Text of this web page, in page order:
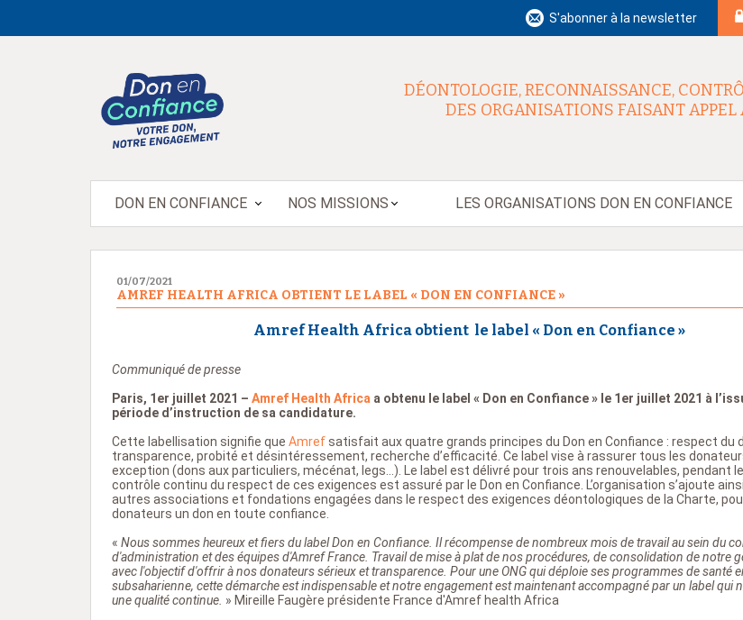
S'abonner à la newsletter
DÉONTOLOGIE, RECONNAISSANCE,
DES ORGANISATIONS FAISANT APPEL
DON EN CONFIANCE NOS MISSIONS LES ORGANISATIONS DON EN CONFIANCE
01/07/2021
AMREF HEALTH AFRICA OBTIENT LE LABEL « DON EN CONFIANCE »
Amref Health Africa obtient le label « Don en Confiance »
Communiqué de presse
Paris, 1er juillet 2021 – Amref Health Africa a obtenu le label « Don en Confiance » le 1er juillet 2021 à
période d’instruction de sa candidature.
Cette labellisation signifie que Amrefsatisfait aux quatre grands principes du Don en Confiance : respect du
transparence, probité et désintéressement, recherche d’efficacité. Ce label vise à rassurer tous les
exception (dons aux particuliers, mécénat, legs…). Le label est délivré pour trois ans renouvelables, pendant
contrôle continu du respect de ces exigences est assuré par le Don en Confiance. L’organisation s’ajoute
autres associations et fondations engagées dans le respect des exigences déontologiques de la Charte,
donateurs un don en toute confiance.
« Nous sommes heureux et fiers du label Don en Confiance. Il récompense de nombreux mois de travail au sein du
d'administration et des équipes d'Amref France. Travail de mise à plat de nos procédures, de consolidation de notre
avec l'objectif d'offrir à nos donateurs sérieux et transparence. Pour une ONG qui déploie ses programmes de santé
subsaharienne, cette démarche est indispensable et notre engagement est maintenant accompagné par un label qui
une qualité continue. » Mireille Faugère présidente France d'Amref health Africa